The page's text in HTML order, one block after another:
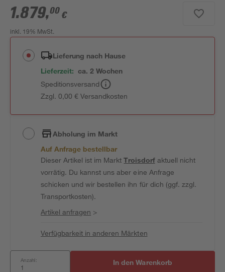
1.879,00 €
inkl. 19% MwSt.
Lieferung nach Hause
Lieferzeit: ca. 2 Wochen
Speditionsversand
Zzgl. 0,00 € Versandkosten
Abholung im Markt
Auf Anfrage bestellbar
Dieser Artikel ist im MarktTroisdorfaktuell nicht
vorrätig. Du kannst uns aber eine Anfrage
schicken und wir bestellen ihn für dich (ggf. zzgl.
Transportkosten).
Artikel anfragen >
Verfügbarkeit in anderen Märkten
Anzahl: In den Warenkorb